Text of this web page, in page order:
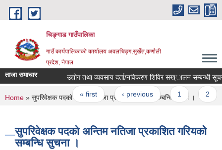
Skip to main content
चिङ्गाड गाउँपालिका
गाउँ कार्यपालिकाको कार्यालय अवलचिङ्ग,सुर्खेत,कर्णाली
प्रदेश, नेपाल
ताजा समाचार उद्योग तथा व्यवसाय दर्ता/नविकरण शिविर सख्ालन सम्बन्धी
Pages
« first ‹ previous 1 2
You are here
Home » सुपरिवेक्षक पदको अन्तिम नतिजा प्रकाशित गरियको सम्बन्धि सुचना ।
सुपरिवेक्षक पदको अन्तिम नतिजा प्रकाशित गरियको
सम्बन्धि सुचना ।